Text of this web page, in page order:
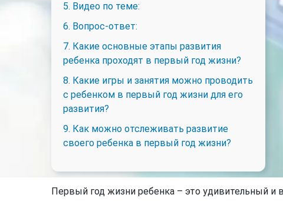
5. Видео по теме:
6. Вопрос-ответ:
7. Какие основные этапы развития
ребенка проходят в первый год жизни?
8. Какие игры и занятия можно проводить
с ребенком в первый год жизни для его
развития?
9. Как можно отслеживать развитие
своего ребенка в первый год жизни?
Первый год жизни ребенка – это удивительный и